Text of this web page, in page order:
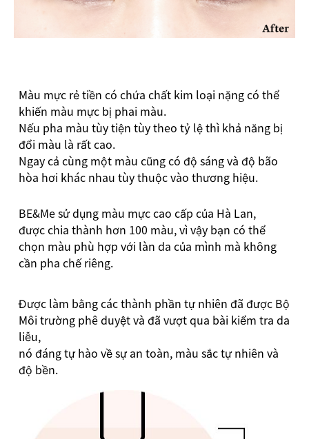
Màu mực rẻ tiền có chứa chất kim loại nặng có thể
khiến màu mực bị phai màu.
Nếu pha màu tùy tiện tùy theo tỷ lệ thì khả năng bị
đổi màu là rất cao.
Ngay cả cùng một màu cũng có độ sáng và độ bão
hòa hơi khác nhau tùy thuộc vào thương hiệu.
BE&Me sử dụng màu mực cao cấp của Hà Lan,
được chia thành hơn 100 màu, vì vậy bạn có thể
chọn màu phù hợp với làn da của mình mà không
cần pha chế riêng.
Được làm bằng các thành phần tự nhiên đã được Bộ
Môi trường phê duyệt và đã vượt qua bài kiểm tra da
liễu,
nó đáng tự hào về sự an toàn, màu sắc tự nhiên và
độ bền.